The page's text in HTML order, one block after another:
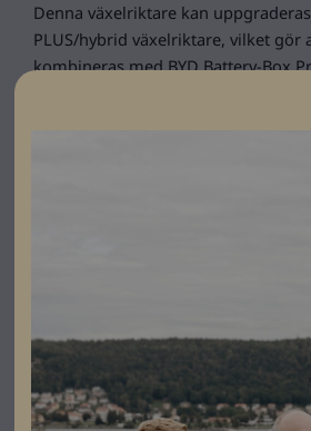
Denna växelriktare kan
PLUS/hybrid växelriktare, vilket gör
kombineras med BYD Battery-Box
Produktgaranti 2+5 år